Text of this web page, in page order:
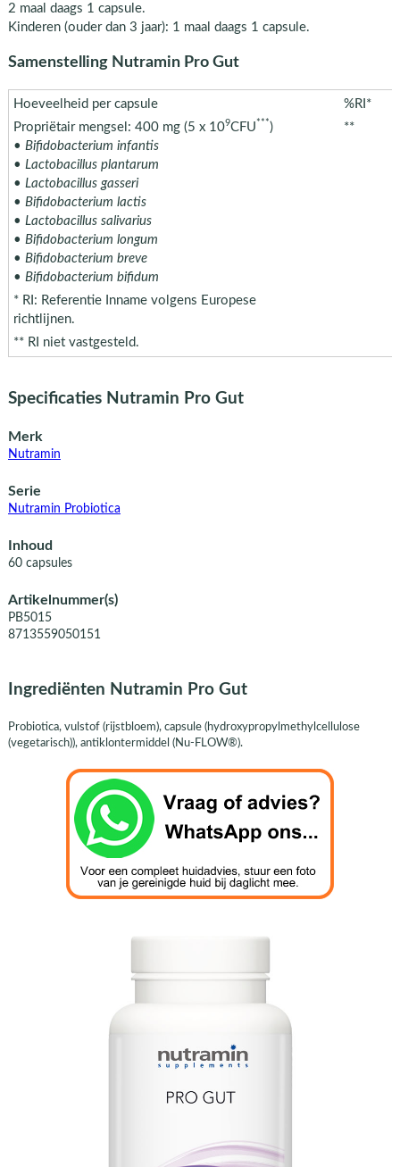
2 maal daags 1 capsule.
Kinderen (ouder dan 3 jaar): 1 maal daags 1 capsule.
Samenstelling Nutramin Pro Gut
Hoeveelheid per capsule
%RI*
Propriëtair mengsel: 400 mg (5 x 109CFU***)
• Bifidobacterium infantis
• Lactobacillus plantarum
• Lactobacillus gasseri
• Bifidobacterium lactis
• Lactobacillus salivarius
• Bifidobacterium longum
• Bifidobacterium breve
• Bifidobacterium bifidum
**
* RI: Referentie Inname volgens Europese
richtlijnen.
** RI niet vastgesteld.
Specificaties Nutramin Pro Gut
Merk
Nutramin
Serie
Nutramin Probiotica
Inhoud
60 capsules
Artikelnummer(s)
PB5015
8713559050151
Ingrediënten Nutramin Pro Gut
Probiotica, vulstof (rijstbloem), capsule (hydroxypropylmethylcellulose
(vegetarisch)), antiklontermiddel (Nu-FLOW®).